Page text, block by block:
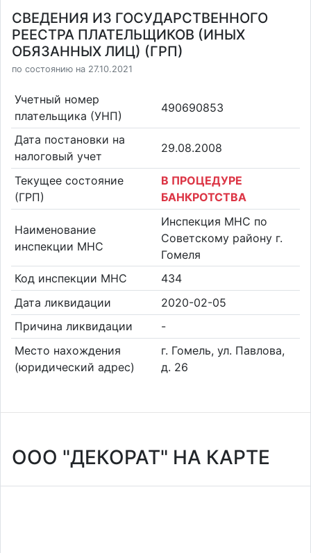
СВЕДЕНИЯ ИЗ ГОСУДАРСТВЕННОГО
РЕЕСТРА ПЛАТЕЛЬЩИКОВ (ИНЫХ
ОБЯЗАННЫХ ЛИЦ) (ГРП)
по состоянию на 27.10.2021
Учетный номер
плательщика (УНП)
490690853
Дата постановки на
налоговый учет
29.08.2008
Текущее состояние
(ГРП)
В ПРОЦЕДУРЕ
БАНКРОТСТВА
Наименование
инспекции МНС
Инспекция МНС по
Советскому району г.
Гомеля
Код инспекции МНС
434
Дата ликвидации
2020-02-05
Причина ликвидации
-
Место нахождения
(юридический адрес)
г. Гомель, ул. Павлова,
д. 26
ООО "ДЕКОРАТ" НА КАРТЕ